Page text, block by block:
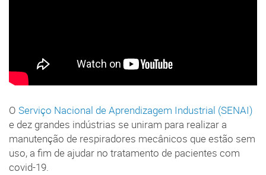
O Serviço Nacional de Aprendizagem Industrial (SENAI)
e dez grandes indústrias se uniram para realizar a
manutenção de respiradores mecânicos que estão sem
uso, a fim de ajudar no tratamento de pacientes com
covid-19.